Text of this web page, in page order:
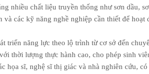
nhiều chất liệu truyền thống như sơn dầu,
và các kỹ năng nghề nghiệp cần thiết để
triển năng lực theo lộ trình từ cơ sở đến
thời lượng thực hành cao, cho phép sinh
họa sĩ, nghệ sĩ thị giác và nhà nghiên cứu,